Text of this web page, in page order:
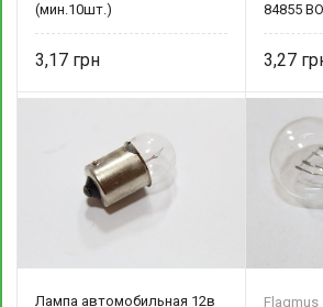
(мин.10шт.)
3,17
84855
3,27
Лампа автомобильная 12в Flagmus